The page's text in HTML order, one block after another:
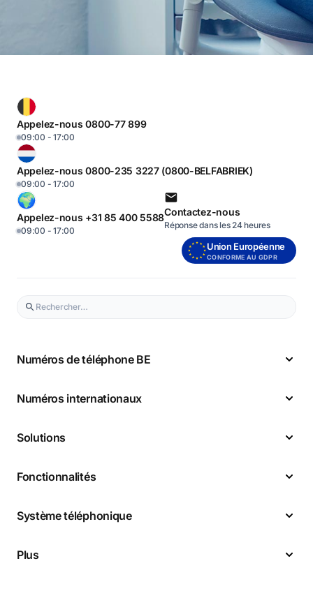
Appelez-nous 0800-77 899
09:00 - 17:00
Appelez-nous 0800-235 3227 (0800-BELFABRIEK)
09:00 - 17:00
Appelez-nous +31 85 400 5588
09:00 - 17:00
Contactez-nous
Réponse dans les 24 heures
Union Européenne
CONFORME AU GDPR
Numéros de téléphone BE
Numéros internationaux
Solutions
Fonctionnalités
Système téléphonique
Plus